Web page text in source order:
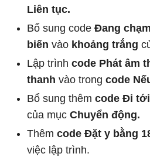
Liên tục.
Bổ sung code Đang
biến vào khoảng trắng
Lập trình code Phát âm
thanh vào trong code
Bổ sung thêm code Đi
của mục Chuyển động.
Thêm code Đặt y bằng
việc lập trình.